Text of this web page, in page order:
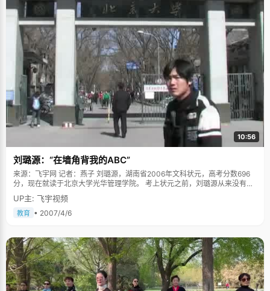
10:56
刘璐源：“在墙角背我的ABC”
来源：飞宇网 记者：燕子 刘璐源，湖南省2006年文科状元，高考分数696
分，现在就读于北京大学光华管理学院。 考上状元之前，刘璐源从来没有想
过能考上北大，爸爸妈妈总说："只要考一个不错的学校就可以了。"在刘璐
源的记忆里，爸爸说得最多的就是："不要熬夜，你已经学得很好了，多休息
一点，早休息一点"、"很多事情，只要你努力了，就一定会有水到渠成，自
做游戏，我却在墙角背我的ABC"，每当听到这段，刘璐源感觉又走进了自己
的童年时光，充满了幼稚的声音和生涩的英语单词。刘璐源的妈妈是个英语
老师，从小就特别注意培养刘璐源对英语的学习，在其他还在还没有接触英
语之前，刘璐源已经能背诵简单的英文对话了。有时候，兴趣是需要成绩认
同的，初中的第一次英语考试，刘璐源凭借比其他孩子早几年的英语基础，
UP主: 飞宇视频
教育 • 2007/4/6